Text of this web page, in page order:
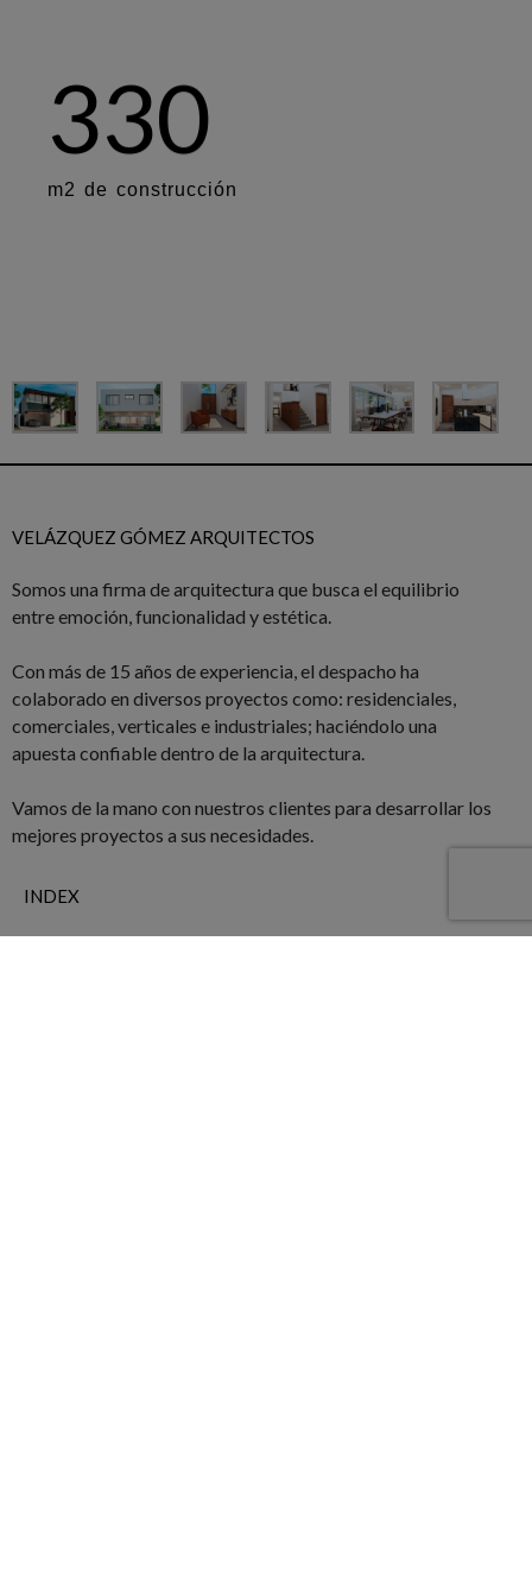
330
m2 de construcción
VELÁZQUEZ GÓMEZ ARQUITECTOS
Somos una firma de arquitectura que busca el equilibrio
entre emoción, funcionalidad y estética.
Con más de 15 años de experiencia, el despacho ha
colaborado en diversos proyectos como: residenciales,
comerciales, verticales e industriales; haciéndolo una
apuesta confiable dentro de la arquitectura.
Vamos de la mano con nuestros clientes para desarrollar los
mejores proyectos a sus necesidades.
INDEX